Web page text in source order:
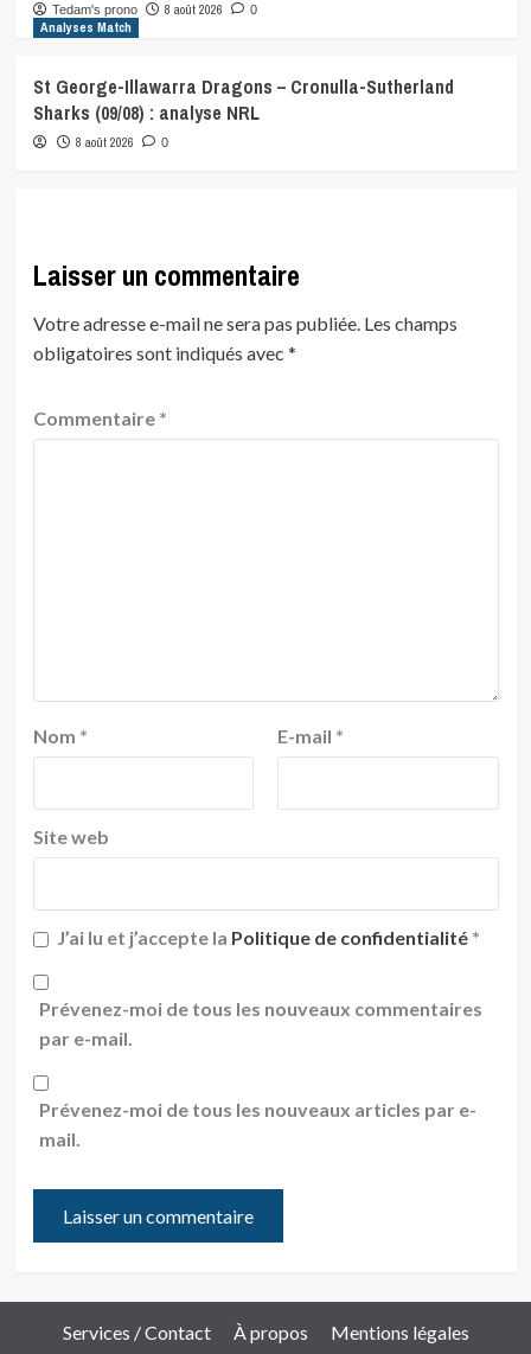
Tedam's prono 8 août 2026 0
Analyses Match
St George-Illawarra Dragons – Cronulla-Sutherland
Sharks (09/08) : analyse NRL
8 août 2026 0
Laisser un commentaire
Votre adresse e-mail ne sera pas publiée. Les champs
obligatoires sont indiqués avec *
Commentaire *
Nom * E-mail *
Site web
J’ai lu et j’accepte la Politique de confidentialité *
Prévenez-moi de tous les nouveaux commentaires
par e-mail.
Prévenez-moi de tous les nouveaux articles par e-
mail.
Services / Contact À propos Mentions légales